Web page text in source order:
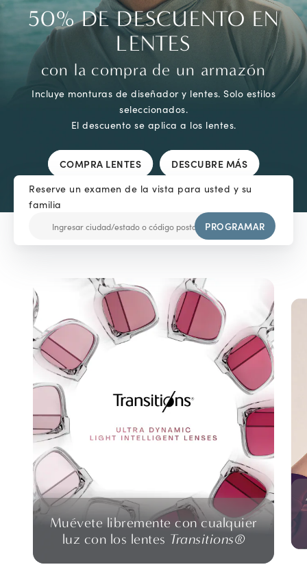
50% DE DESCUENTO EN
LENTES
con la compra de un armazón
Incluye monturas de diseñador y lentes. Solo estilos
seleccionados.
El descuento se aplica a los lentes.
COMPRA LENTES DESCUBRE MÁS
Inteligencia en
cada montura
Experimenta los lentes con IA para deportes Ray-
Ban Meta y Oakley Meta, que combinan
tecnología portátil avanzada con un diseño
legendario.
Aprovecha al máximo tus
beneficios
LensCrafters acepta la mayoría de los
proveedores de seguros de visión para compras
en línea o en nuestras más de 1000 tiendas de
Norteamérica.
Nuestro objetivo para el
cuidado de la vista
Lo mejor en atención oftalmológica, desde
realizar el pedido en línea para retirar en tienda
hasta reservar un turno para el examen de vista
desde cualquier dispositivo.
Reserve un examen de la vista para usted y su
familia
PROGRAMAR
Muévete libremente con cualquier
luz con los lentes Transitions®